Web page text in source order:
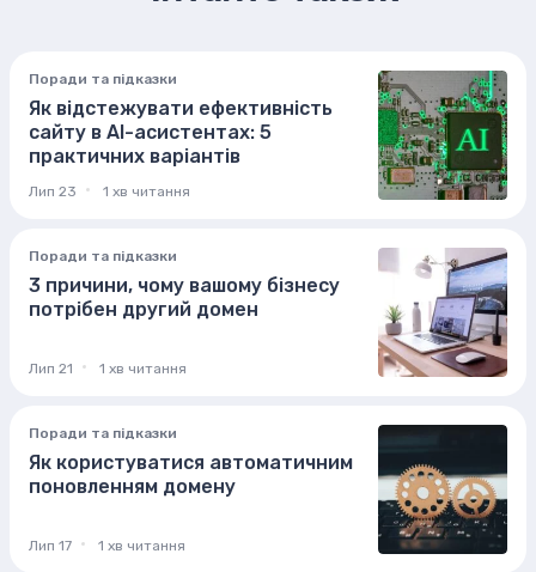
Поради та підказки
Як відстежувати ефективність
сайту в AI-асистентах: 5
практичних варіантів
Лип 23 1 хв читання
Поради та підказки
3 причини, чому вашому бізнесу
потрібен другий домен
Лип 21 1 хв читання
Поради та підказки
Як користуватися автоматичним
поновленням домену
Лип 17 1 хв читання